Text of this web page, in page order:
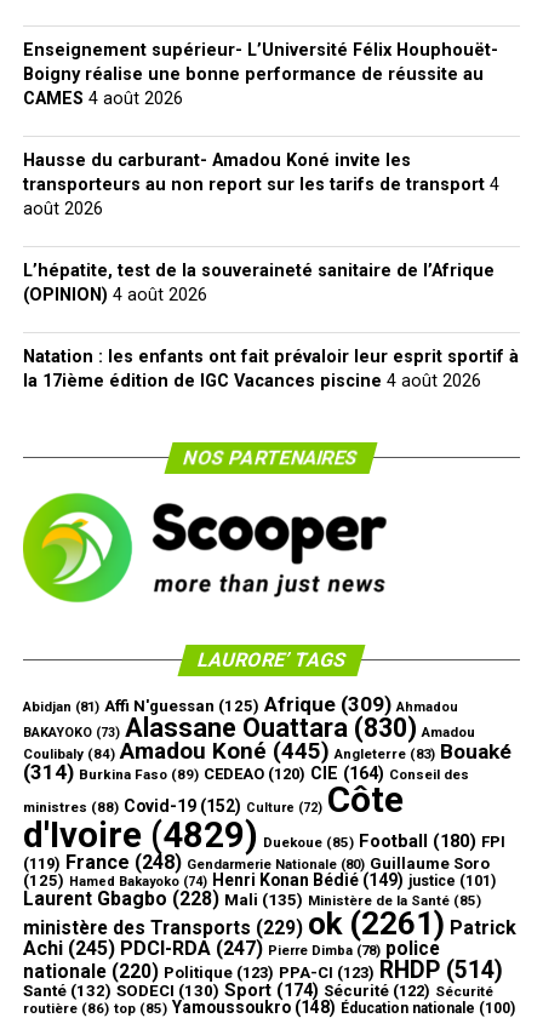
Enseignement supérieur- L’Université Félix Houphouët-
Boigny réalise une bonne performance de réussite au
CAMES 4 août 2026
Hausse du carburant- Amadou Koné invite les
transporteurs au non report sur les tarifs de transport 4
août 2026
L’hépatite, test de la souveraineté sanitaire de l’Afrique
(OPINION) 4 août 2026
Natation : les enfants ont fait prévaloir leur esprit sportif à
la 17ième édition de IGC Vacances piscine 4 août 2026
NOS PARTENAIRES
LAURORE’ TAGS
Abidjan (81) Affi N'guessan (125) Afrique(309) Ahmadou
BAKAYOKO(73) Alassane Ouattara (830) Amadou
Coulibaly(84) Amadou Koné (445) Angleterre(83) Bouaké
(314) Burkina Faso(89) CEDEAO(120) CIE (164) Conseil des
ministres (88) Covid-19(152) Culture (72) Côte
d'Ivoire(4829) Duekoue(85) Football (180) FPI
(119) France (248) Gendarmerie Nationale(80) Guillaume Soro
(125) Hamed Bakayoko(74) Henri Konan Bédié(149) justice (101)
Laurent Gbagbo (228) Mali (135) Ministère de la Santé(85)
ministère des Transports (229) ok(2261) Patrick
Achi(245) PDCI-RDA(247) Pierre Dimba(78) police
nationale(220) Politique(123) PPA-CI (123) RHDP(514)
Santé(132) SODECI (130) Sport(174) Sécurité(122) Sécurité
routière(86) top(85) Yamoussoukro(148) Éducation nationale (100)